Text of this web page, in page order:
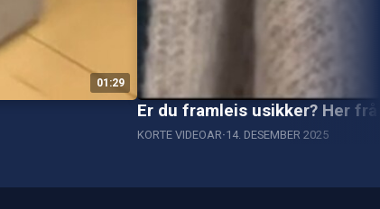
01:29
Er du framleis usikker? Her
KORTE VIDEOAR 14. DESEMBER 2025